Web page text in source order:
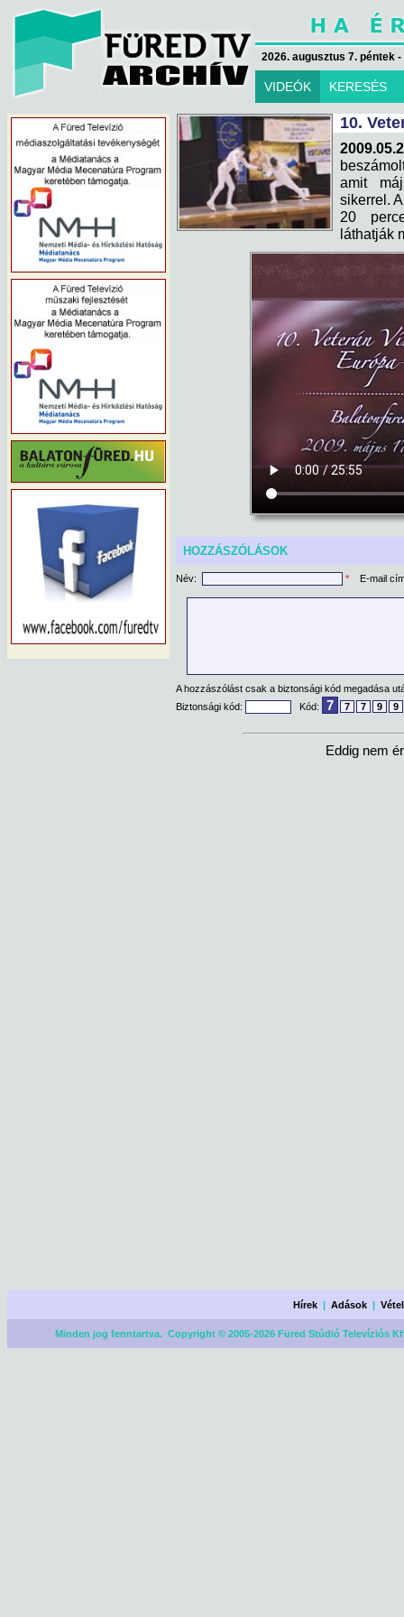
2026. augusztus 7. péntek
VIDEÓK KERESÉS
10.
amit
sikerrel.
20
láthatják
HOZZÁSZÓLÁSOK
Név: * E-mail
A hozzászólást csak a biztonsági kód megadása
Biztonsági kód:
Kód: 7 7 7 9 9
Eddig nem
Hírek |Adások |
Minden jog fenntartva. Copyright © 2005-2026 Füred Stúdió Televíziós